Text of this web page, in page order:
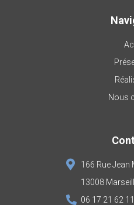
Nous
166 Rue Jean
13008
06 17 21 62 11